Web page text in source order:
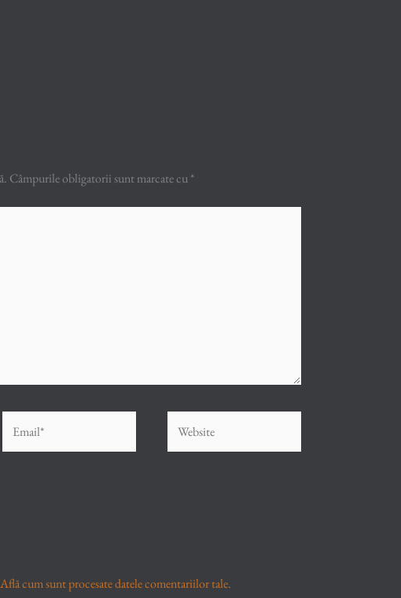
Câmpurile obligatorii sunt marcate cu*
Află cum sunt procesate datele comentariilor tale.